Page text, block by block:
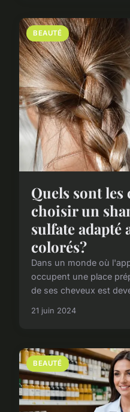
BEAUTÉ
Quels sont
choisir un
sulfate adapté
colorés?
Dans un monde où
occupent une place
de ses cheveux est
21 juin 2024
BEAUTÉ